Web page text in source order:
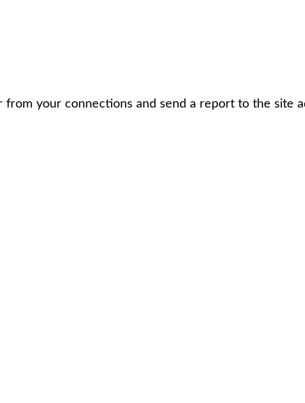
your connections and send a report to the site